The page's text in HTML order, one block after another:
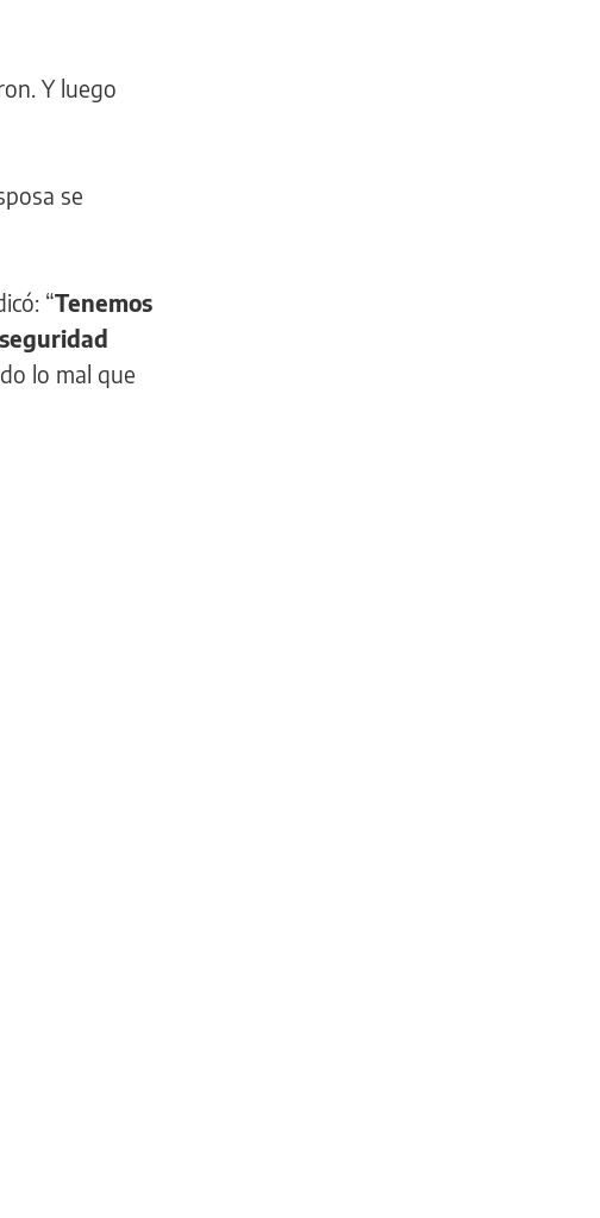
Y luego
se
“Tenemos
lo mal que